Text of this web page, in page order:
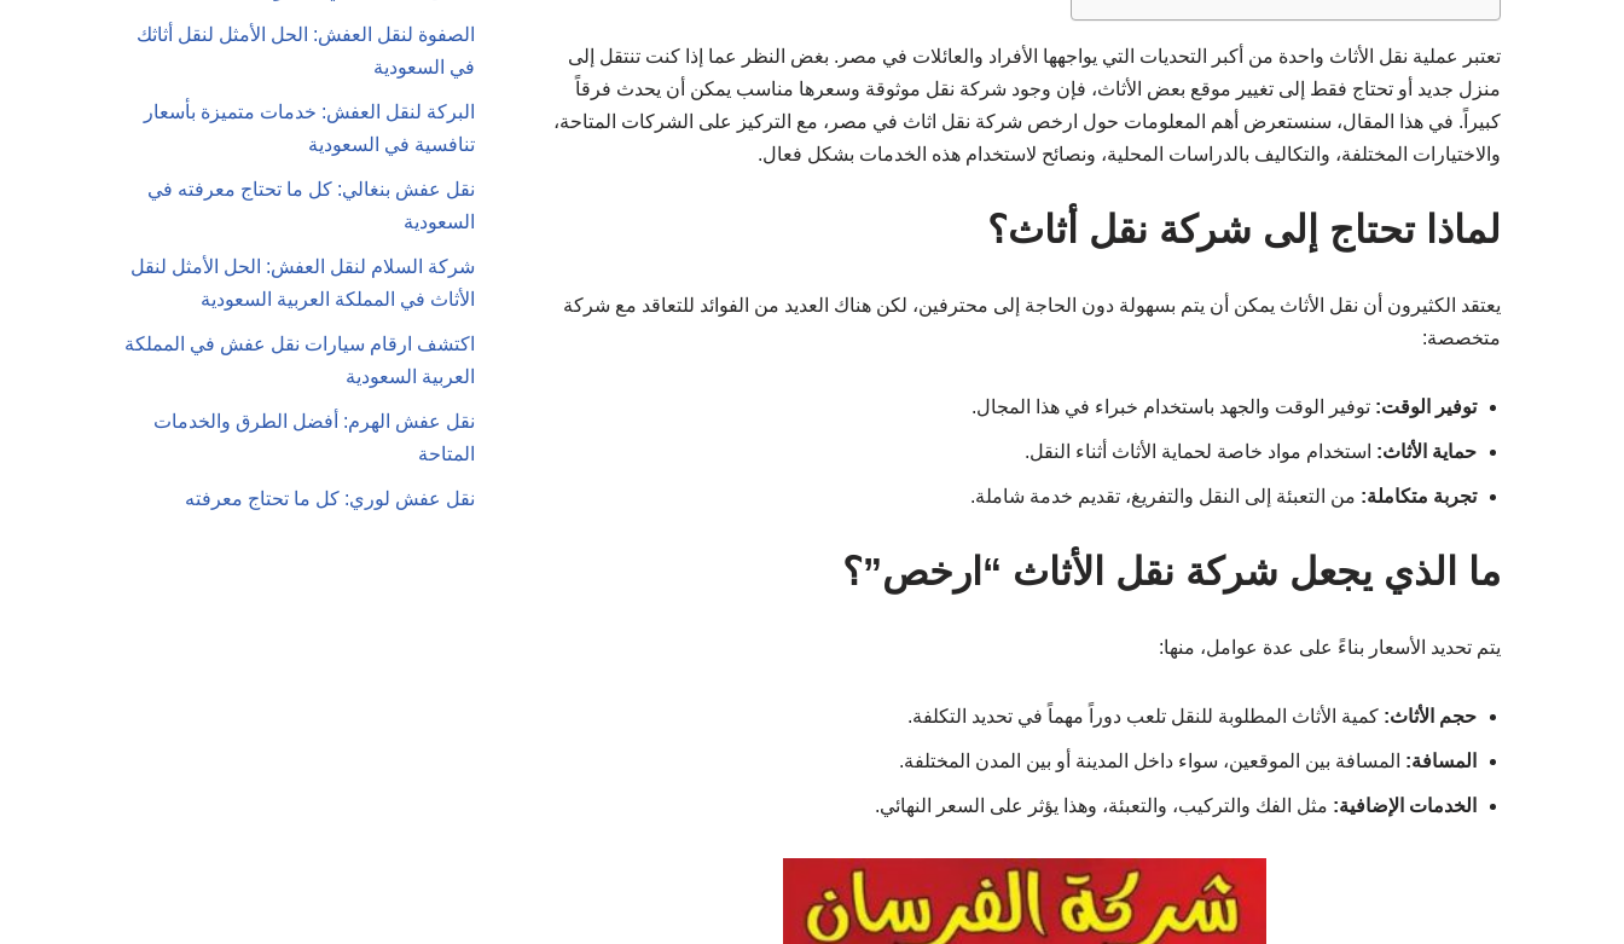
تعتبر عملية نقل الأثاث واحدة من أكبر التحديات التي يواجهها الأفراد والعائلات في مصر. بغض النظر عما إذا كنت تنتقل إلى
منزل جديد أو تحتاج فقط إلى تغيير موقع بعض الأثاث، فإن وجود شركة نقل موثوقة وسعرها مناسب يمكن أن يحدث فرقاً
كبيراً. في هذا المقال، سنستعرض أهم المعلومات حول ارخص شركة نقل اثاث في مصر، مع التركيز على الشركات المتاحة،
والاختيارات المختلفة، والتكاليف بالدراسات المحلية، ونصائح لاستخدام هذه الخدمات بشكل فعال.
لماذا تحتاج إلى شركة نقل أثاث؟
يعتقد الكثيرون أن نقل الأثاث يمكن أن يتم بسهولة دون الحاجة إلى محترفين، لكن هناك العديد من الفوائد للتعاقد مع شركة
متخصصة:
توفير الوقت: توفير الوقت والجهد باستخدام خبراء في هذا المجال.
حماية الأثاث: استخدام مواد خاصة لحماية الأثاث أثناء النقل.
تجربة متكاملة: من التعبئة إلى النقل والتفريغ، تقديم خدمة شاملة.
ما الذي يجعل شركة نقل الأثاث “ارخص”؟
يتم تحديد الأسعار بناءً على عدة عوامل، منها:
حجم الأثاث: كمية الأثاث المطلوبة للنقل تلعب دوراً مهماً في تحديد التكلفة.
المسافة: المسافة بين الموقعين، سواء داخل المدينة أو بين المدن المختلفة.
الخدمات الإضافية: مثل الفك والتركيب، والتعبئة، وهذا يؤثر على السعر النهائي.
الصفوة لنقل العفش: الحل الأمثل لنقل أثاثك
في السعودية
البركة لنقل العفش: خدمات متميزة بأسعار
تنافسية في السعودية
نقل عفش بنغالي: كل ما تحتاج معرفته في
السعودية
شركة السلام لنقل العفش: الحل الأمثل لنقل
الأثاث في المملكة العربية السعودية
اكتشف ارقام سيارات نقل عفش في المملكة
العربية السعودية
نقل عفش الهرم: أفضل الطرق والخدمات
المتاحة
نقل عفش لوري: كل ما تحتاج معرفته